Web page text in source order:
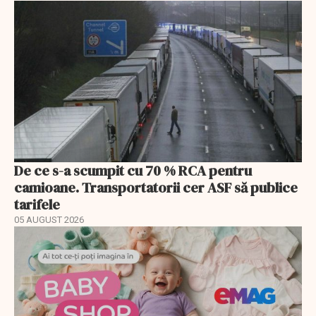
De ce s-a scumpit cu 70 % RCA pentru
camioane. Transportatorii cer ASF să publice
tarifele
05 AUGUST 2026